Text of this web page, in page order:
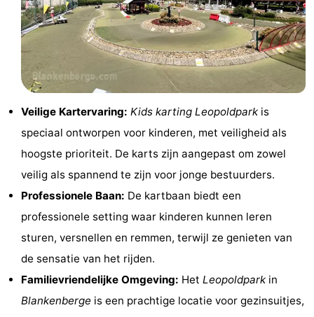
De
Haan
Zien
doen
Bezienswaardigheden
Musea
Monumenten
Uitkijkpunten
Attracties
Rondvaarten
Boerderijen
-
Speeltuinen
Veilige Kartervaring: Kids karting Leopoldpark is
speciaal ontworpen voor kinderen, met veiligheid als
hoogste prioriteit. De karts zijn aangepast om zowel
veilig als spannend te zijn voor jonge bestuurders.
Professionele Baan: De kartbaan biedt een
professionele setting waar kinderen kunnen leren
sturen, versnellen en remmen, terwijl ze genieten van
de sensatie van het rijden.
Familievriendelijke Omgeving: Het Leopoldpark in
Blankenberge is een prachtige locatie voor gezinsuitjes,